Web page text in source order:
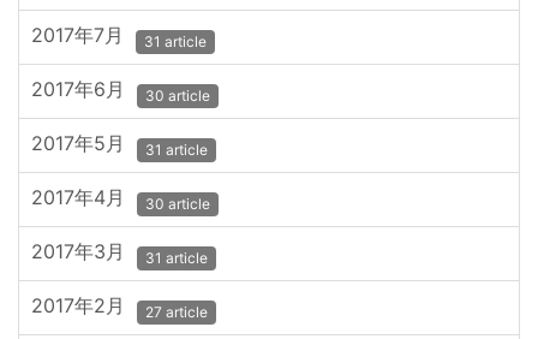
2017年7月 31 article
2017年6月 30 article
2017年5月 31 article
2017年4月 30 article
2017年3月 31 article
2017年2月 27 article